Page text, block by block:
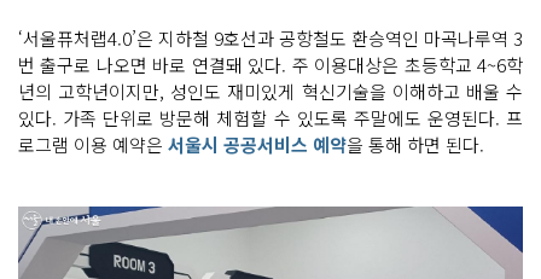
‘서울퓨처랩4.0’은 지하철 9호선과 공항철도 환승역인 마곡나루역 3
번 출구로 나오면 바로 연결돼 있다. 주 이용대상은 초등학교 4~6학
년의 고학년이지만, 성인도 재미있게 혁신기술을 이해하고 배울 수
있다. 가족 단위로 방문해 체험할 수 있도록 주말에도 운영된다. 프
로그램 이용 예약은 서울시 공공서비스 예약을 통해 하면 된다.